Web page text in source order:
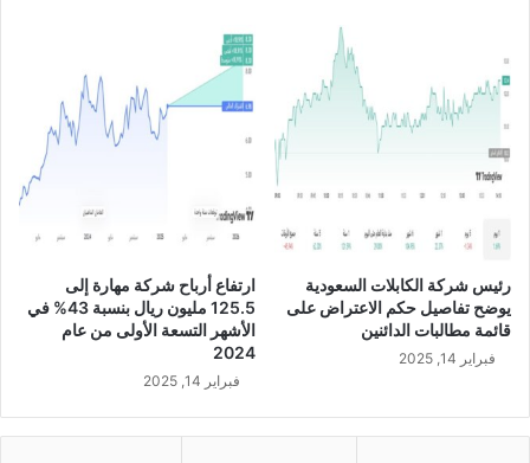
ر
و
ف
ا
س
ق
إ
ي
ا
رئيس شركة الكابلات السعودية
يوضح تفاصيل حكم الاعتراض على
قائمة مطالبات الدائنين
فبراير 14, 2025
ارتفاع أرباح شركة مهارة إلى
125.5 مليون ريال بنسبة 43% في
الأشهر التسعة الأولى من عام
2024
فبراير 14, 2025